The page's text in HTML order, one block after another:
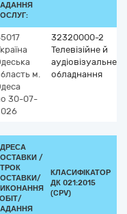
м.
30-07-
32320000-2
Телевізійне й
аудіовізуальне
обладнання
/
КЛАСИФІКАТОР
ДК 021:2015
(CPV)